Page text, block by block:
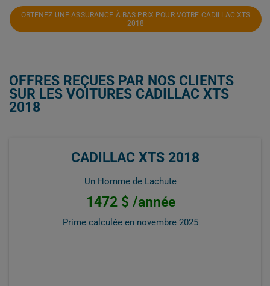
OBTENEZ UNE ASSURANCE À BAS PRIX POUR VOTRE CADILLAC XTS
2018
OFFRES REÇUES PAR NOS CLIENTS
SUR LES VOITURES CADILLAC XTS
2018
CADILLAC XTS 2018
Un Homme de Lachute
1472 $ /année
Prime calculée en novembre 2025